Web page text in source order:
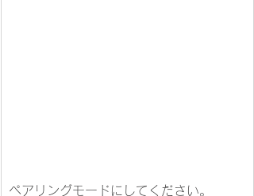
ペアリングモードにしてください。